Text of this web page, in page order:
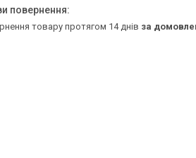
товару протягом 14 днів за